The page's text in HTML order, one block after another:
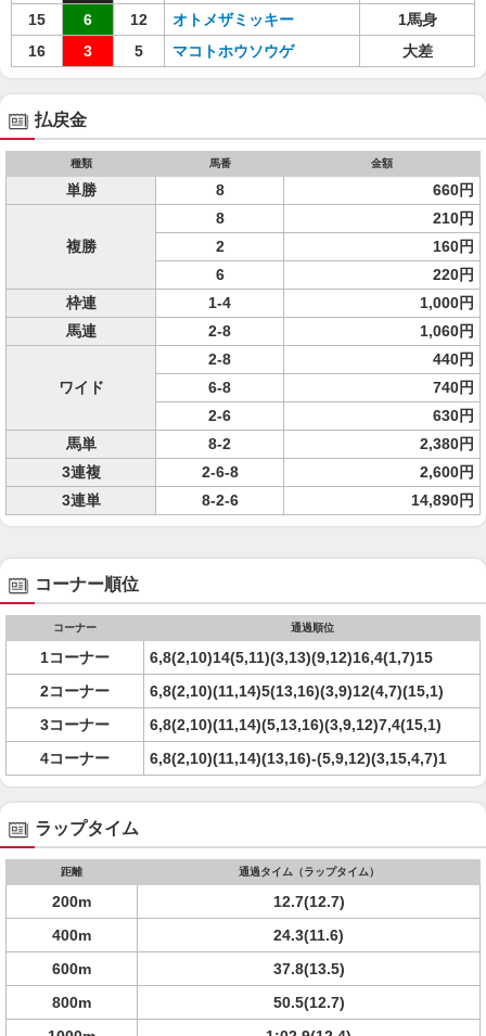
15
6 12 オトメザミッキー
1馬身
16
3 5 マコトホウソウゲ 大差
払戻金
種類 馬番 金額
単勝 8 660円
複勝
8
210円
2
160円
6
220円
枠連
1-4
1,000円
馬連
2-8 1,060円
ワイド
2-8
440円
6-8
740円
2-6
630円
馬単
8-2
2,380円
3連複
2-6-8
2,600円
3連単
8-2-6 14,890円
コーナー順位
コーナー 通過順位
1コーナー
6,8(2,10)14(5,11)(3,13)(9,12)16,4(1,7)15
2コーナー
6,8(2,10)(11,14)5(13,16)(3,9)12(4,7)(15,1)
3コーナー
6,8(2,10)(11,14)(5,13,16)(3,9,12)7,4(15,1)
4コーナー
6,8(2,10)(11,14)(13,16)-(5,9,12)(3,15,4,7)1
ラップタイム
距離 通過タイム（ラップタイム）
200m
12.7(12.7)
400m
24.3(11.6)
600m
37.8(13.5)
800m
50.5(12.7)